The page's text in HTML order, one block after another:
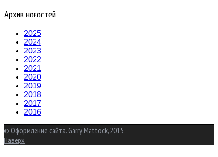
Архив новостей
2025
2024
2023
2022
2021
2020
2019
2018
2017
2016
© Оформление сайта. Garry Mattock, 2015
Наверх